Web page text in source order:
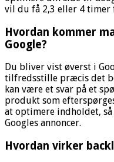
vil du få 2,3 eller 4 timer
Hvordan kommer
Google?
Du bliver vist øverst i
tilfredsstille præcis det
kan være et svar på et
produkt som
at optimere indholdet,
Googles annoncer.
Hvordan virker